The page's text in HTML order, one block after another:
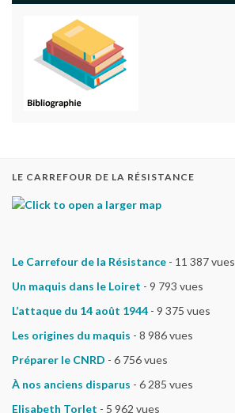
LE CARREFOUR DE LA RÉSISTANCE
Le Carrefour de la Résistance - 11 387 vues
Un maquis dans le Loiret - 9 793 vues
L’attaque du 14 août 1944 - 9 375 vues
Les origines du maquis - 8 986 vues
Préparer le CNRD - 6 756 vues
À nos anciens disparus - 6 285 vues
Elisabeth Torlet - 5 962 vues